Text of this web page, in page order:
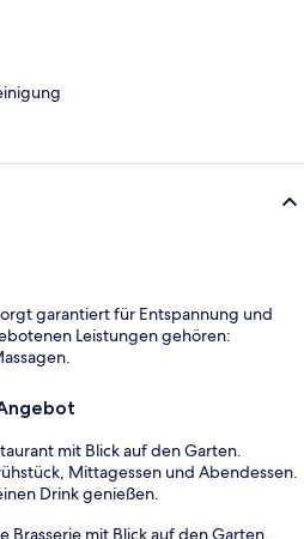
garantiert für Entspannung und
Leistungen gehören:
mit Blick auf den Garten.
Mittagessen und Abendessen.
Drink genießen.
Brasserie mit Blick auf den Garten.